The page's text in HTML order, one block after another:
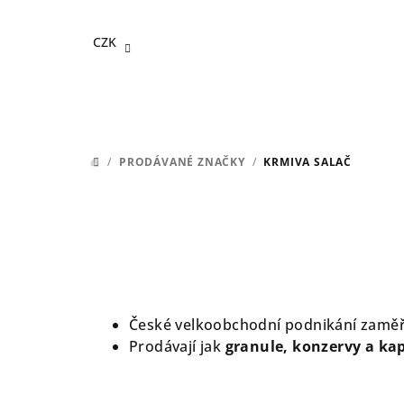
CZK
DOMŮ
/ PRODÁVANÉ ZNAČKY / KRMIVA SALAČ
České velkoobchodní podnikání
Prodávají jak granule, konzervy a